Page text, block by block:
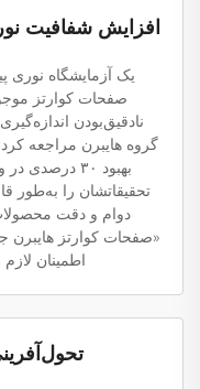
افزایش شفافیت
یک آزمایشگاه نوری
صفحات کوارتز
نادقیق‌بودن
گروه هایبرن مراجعه
بهبود ۳۰
تحقیقاتشان را به‌طور
دوام و دقت
«صفحات کوارتز هایبرن
اطمینان لازم